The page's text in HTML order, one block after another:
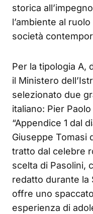
storica
l’ambiente al
società
Per la tipologia A,
il Ministero
selezionato due
italiano: Pier
“Appendice 1 dal
Giuseppe Tomasi
tratto dal celebre
scelta di Pasolini,
redatto durante la
offre uno
esperienza di